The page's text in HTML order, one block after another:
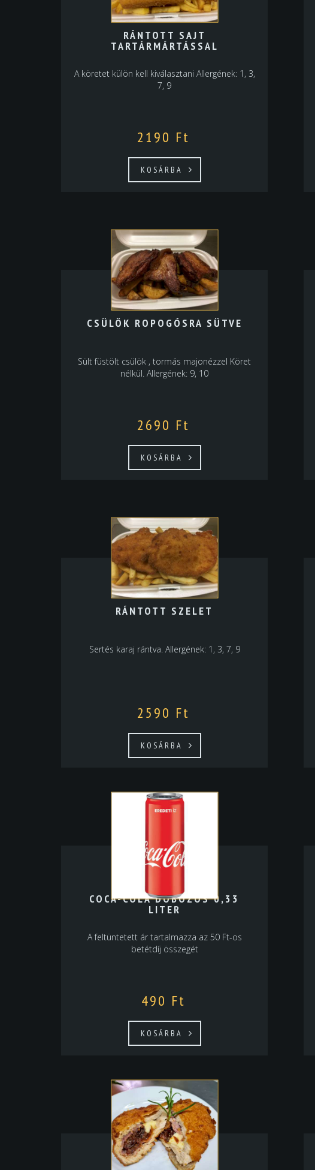
RÁNTOTT SAJT
TARTÁRMÁRTÁSSAL
A köretet külön kell kiválasztani Allergének: 1, 3,
7, 9
2190 Ft
KOSÁRBA
CSÜLÖK ROPOGÓSRA SÜTVE
Sült füstölt csülök , tormás majonézzel Köret
nélkül. Allergének: 9, 10
2690 Ft
KOSÁRBA
RÁNTOTT SZELET
Sertés karaj rántva. Allergének: 1, 3, 7, 9
2590 Ft
KOSÁRBA
COCA-COLA DOBOZOS 0,33
LITER
A feltüntetett ár tartalmazza az 50 Ft-os
betétdíj összegét
490 Ft
KOSÁRBA